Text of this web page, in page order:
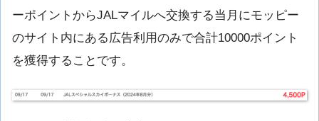
ーポイントからJALマイルへ交換する当月にモッピー
のサイト内にある広告利用のみで合計10000ポイント
を獲得することです。